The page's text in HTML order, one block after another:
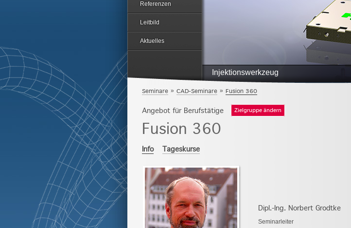
Injektionswerkzeug
Referenzen
Leitbild
Aktuelles
Seminare » CAD-Seminare » Fusion 360
Angebot für Berufstätige Zielgruppe ändern
Fusion 360
Info Tageskurse
Dipl.-Ing. Norbert Grodtke
Seminarleiter